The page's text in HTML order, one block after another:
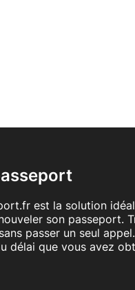
est la solution
son passeport.
passer un seul
délai que vous avez